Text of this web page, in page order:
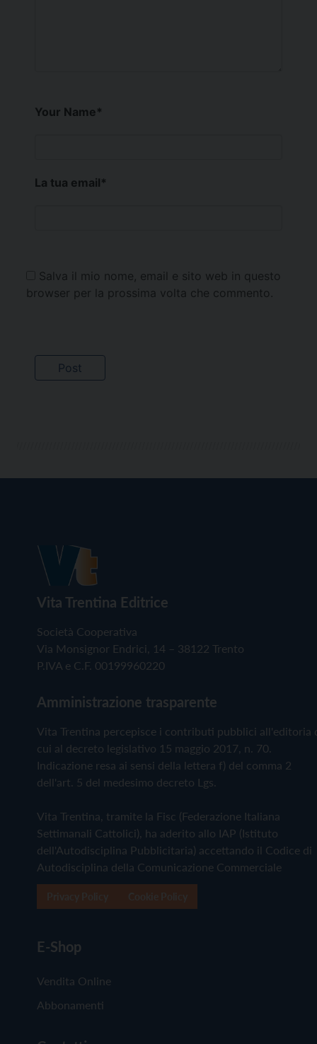
Your Name*
La tua email*
Salva il mio nome, email e sito web in questo
browser per la prossima volta che commento.
Vita Trentina Editrice
Società Cooperativa
Via Monsignor Endrici, 14 – 38122 Trento
P.IVA e C.F. 00199960220
Amministrazione trasparente
Vita Trentina percepisce i contributi pubblici all'editoria
cui al decreto legislativo 15 maggio 2017, n. 70.
Indicazione resa ai sensi della lettera f) del comma 2
dell'art. 5 del medesimo decreto Lgs.
Vita Trentina, tramite la Fisc (Federazione Italiana
Settimanali Cattolici), ha aderito allo IAP (Istituto
dell'Autodisciplina Pubblicitaria) accettando il Codice di
Autodisciplina della Comunicazione Commerciale
E-Shop
Vendita Online
Abbonamenti